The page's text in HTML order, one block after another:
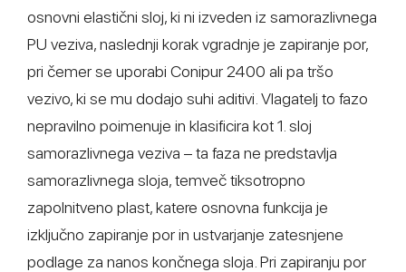
osnovni elastični sloj, ki ni izveden iz samorazlivnega
PU veziva, naslednji korak vgradnje je zapiranje por,
pri čemer se uporabi Conipur 2400 ali pa tršo
vezivo, ki se mu dodajo suhi aditivi. Vlagatelj to fazo
nepravilno poimenuje in klasificira kot 1. sloj
samorazlivnega veziva – ta faza ne predstavlja
samorazlivnega sloja, temveč tiksotropno
zapolnitveno plast, katere osnovna funkcija je
izključno zapiranje por in ustvarjanje zatesnjene
podlage za nanos končnega sloja. Pri zapiranju por